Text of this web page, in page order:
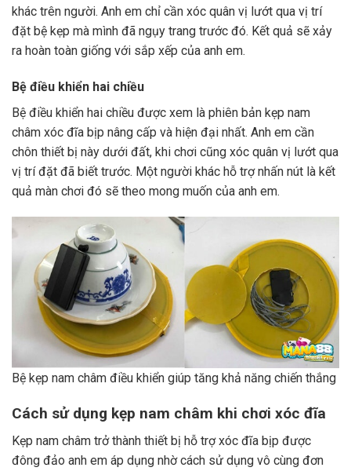
khác trên người. Anh em chỉ cần xóc quân vị lướt qua vị trí
đặt bệ kẹp mà mình đã ngụy trang trước đó. Kết quả sẽ xảy
ra hoàn toàn giống với sắp xếp của anh em.
Bệ điều khiển hai chiều
Bệ điều khiển hai chiều được xem là phiên bản kẹp nam
châm xóc đĩa bịp nâng cấp và hiện đại nhất. Anh em cần
chôn thiết bị này dưới đất, khi chơi cũng xóc quân vị lướt qua
vị trí đặt đã biết trước. Một người khác hỗ trợ nhấn nút là kết
quả màn chơi đó sẽ theo mong muốn của anh em.
Bệ kẹp nam châm điều khiển giúp tăng khả năng chiến thắng
Cách sử dụng kẹp nam châm khi chơi xóc đĩa
Kẹp nam châm trở thành thiết bị hỗ trợ xóc đĩa bịp được
đông đảo anh em áp dụng nhờ cách sử dụng vô cùng đơn